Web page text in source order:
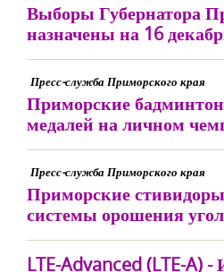
Выборы Губернатора
назначены на 16
Пресс-служба Приморского края
Приморские
медалей на личном
Пресс-служба Приморского края
Приморские
системы орошения
LTE-Advanced (LTE-A) -